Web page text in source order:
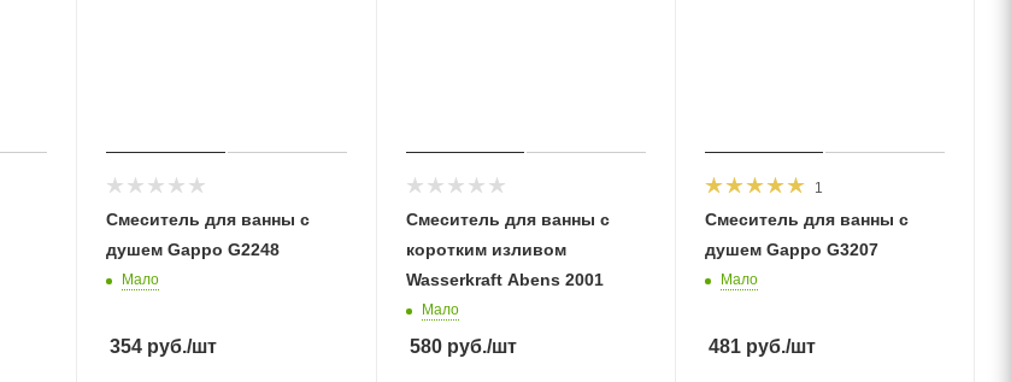
Смеситель для ванны с
душем Gappo G2248
Мало
354 руб./шт
Смеситель для ванны с
коротким изливом
Wasserkraft Abens 2001
Мало
580руб./шт
1
Смеситель для ванны с
душем Gappo G3207
Мало
481руб./шт